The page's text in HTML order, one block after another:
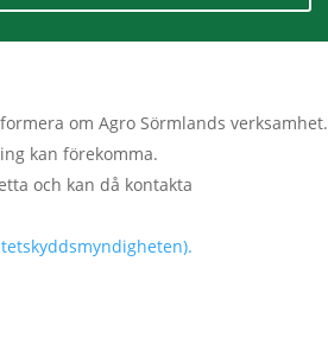
om Agro Sörmlands verksamhet.
kan förekomma.
och kan då kontakta